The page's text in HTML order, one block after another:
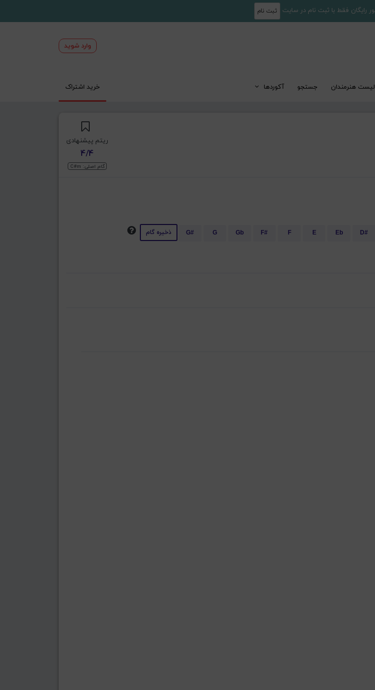
ثبت نام
وارد شوید
لیست هنرمندان جستجو آکوردها خرید اشتراک
ریتم پیشنهادی
4/4
گام اصلی: C#m
D#
Eb
E
F
F#
Gb
G
G# ذخیره گام